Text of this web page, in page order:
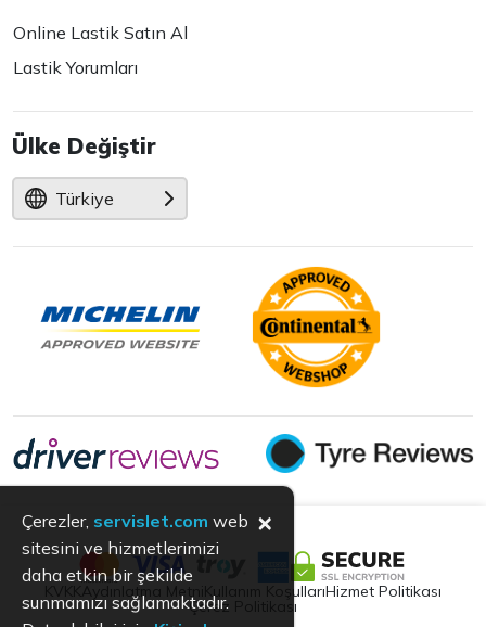
Online Lastik Satın Al
Lastik Yorumları
Ülke Değiştir
Türkiye
Aydınlatma Metni Kullanım KoşullarıHizmet Politikası
Çerez Politikası
Çerezler, servislet.com web
sitesini ve hizmetlerimizi
daha etkin bir şekilde
sunmamızı sağlamaktadır.
×